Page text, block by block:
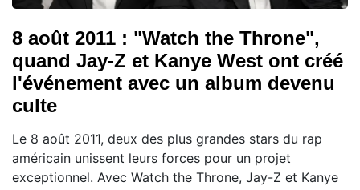
8 août 2011 : "Watch the Throne",
quand Jay-Z et Kanye West ont créé
l'événement avec un album devenu
culte
Le 8 août 2011, deux des plus grandes stars du rap
américain unissent leurs forces pour un projet
exceptionnel. Avec Watch the Throne, Jay-Z et Kanye